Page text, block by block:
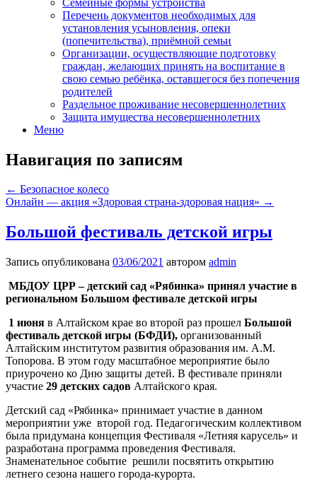
Перечень документов необходимых для
установления усыновления, опеки
(попечительства), приёмной семьи
Организации, осуществляющие подготовку
граждан, желающих принять на воспитание в
свою семью ребёнка, оставшегося без попечения
родителей
Раздельное проживание несовершеннолетних
Защита имущества несовершеннолетних
Меню
Навигация по записям
← Безопасное колесо
Онлайн — акция «Здоровая страна-здоровая нация» →
Большой фестиваль детской игры
Запись опубликована 03/06/2021 автором admin
МБДОУ ЦРР – детский сад «Рябинка» принял участие в
региональном Большом фестивале детской игры
1 июня в Алтайском крае во второй раз прошел Большой
фестиваль детской игры (БФДИ), организованный
Алтайским институтом развития образования им. А.М.
Топорова. В этом году масштабное мероприятие было
приурочено ко Дню защиты детей. В фестивале приняли
участие 29 детских садов Алтайского края.
Детский сад «Рябинка» принимает участие в данном
мероприятии уже второй год. Педагогическим коллективом
была придумана концепция Фестиваля «Летняя карусель» и
разработана программа проведения Фестиваля.
Знаменательное событие решили посвятить открытию
летнего сезона нашего города-курорта.